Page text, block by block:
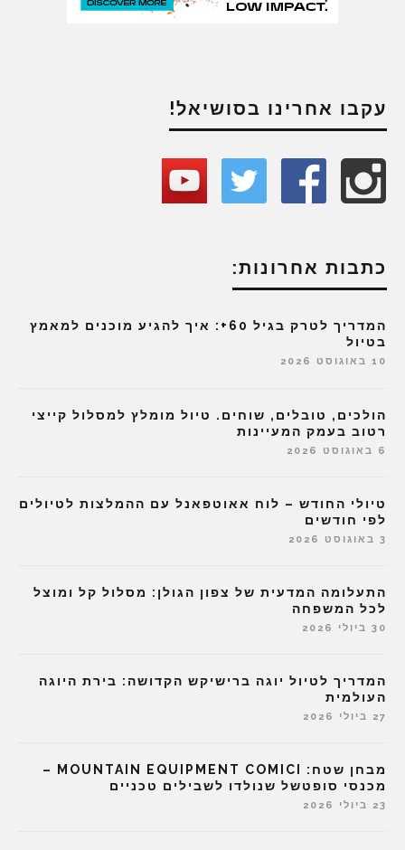
עקבו אחרינו בסושיאל!
כתבות אחרונות:
המדריך לטרק בגיל 60+: איך להגיע מוכנים למאמץ
בטיול
10 באוגוסט 2026
הולכים, טובלים, שוחים. טיול מומלץ למסלול קייצי
רטוב בעמק המעיינות
6 באוגוסט 2026
טיולי החודש – לוח אאוטפאנל עם ההמלצות לטיולים
לפי חודשים
3 באוגוסט 2026
התעלומה המדעית של צפון הגולן: מסלול קל ומוצל
לכל המשפחה
30 ביולי 2026
המדריך לטיול יוגה ברישיקש הקדושה: בירת היוגה
העולמית
27 ביולי 2026
מבחן שטח: MOUNTAIN EQUIPMENT COMICI –
מכנסי סופטשל שנולדו לשבילים טכניים
23 ביולי 2026